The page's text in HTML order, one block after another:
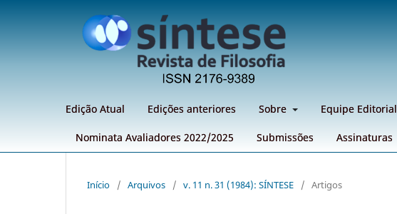
Edição Atual Edições anteriores Sobre Equipe Editorial
Nominata Avaliadores 2022/2025 Submissões Assinaturas
Início / Arquivos / v. 11 n. 31 (1984): SÍNTESE / Artigos